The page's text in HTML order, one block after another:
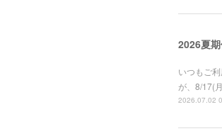
2026夏
いつもご
が、8/17(
2026.07.02